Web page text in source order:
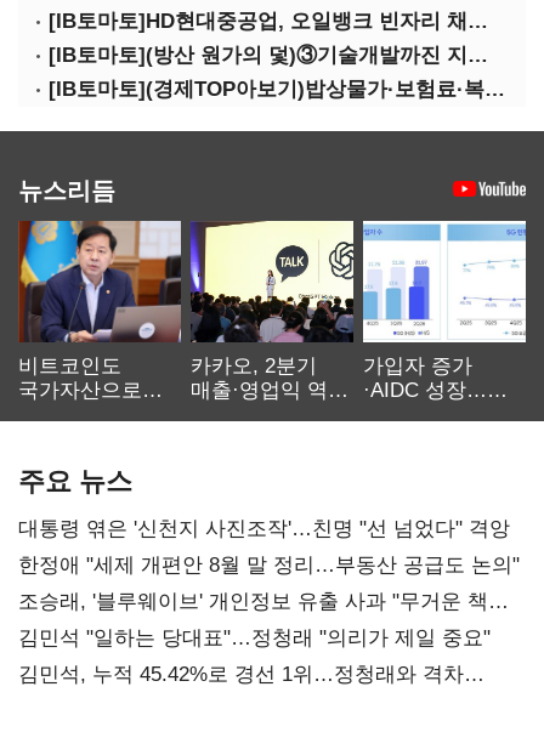
[IB토마토]HD현대중공업, 오일뱅크 빈자리 채웠다…그룹 배당 핵심축 부상
[IB토마토](방산 원가의 덫)③기술개발까진 지원…수출은 각자도생
[IB토마토](경제TOP아보기)밥상물가·보험료·복구비…장마가 내미는 청구서
뉴스리듬
비트코인도
국가자산으로…'
카카오, 2분기
매출·영업익 역대
가입자 증가
·AIDC 성장…
주요 뉴스
대통령 엮은 '신천지 사진조작'…친명 "선 넘었다" 격앙
한정애 "세제 개편안 8월 말 정리…부동산 공급도 논의"
조승래, '블루웨이브' 개인정보 유출 사과 "무거운 책임
통감"
김민석 "일하는 당대표"…정청래 "의리가 제일 중요"
김민석, 누적 45.42%로 경선 1위…정청래와 격차